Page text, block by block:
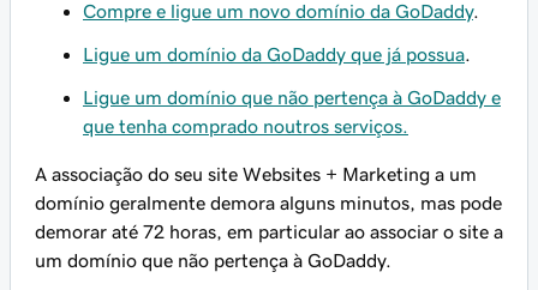
Compre e ligue um novo domínio da GoDaddy.
Ligue um domínio da GoDaddy que já possua.
Ligue um domínio que não pertença à GoDaddy e
que tenha comprado noutros serviços.
A associação do seu site Websites + Marketing a um
domínio geralmente demora alguns minutos, mas pode
demorar até 72 horas, em particular ao associar o site a
um domínio que não pertença à GoDaddy.